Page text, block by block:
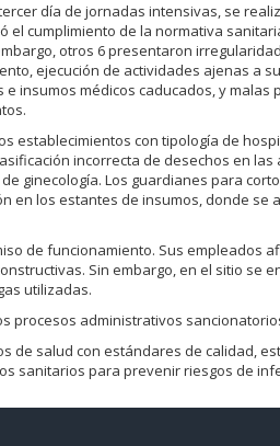
día de jornadas intensivas, se
el cumplimiento de la normativa
otros 6 presentaron
ejecución de actividades ajenas a
e insumos médicos caducados, y malas
establecimientos con tipología de
incorrecta de desechos en
ginecología. Los guardianes para
en los estantes de insumos, donde se
de funcionamiento. Sus empleados
Sin embargo, en el sitio se
utilizadas.
procesos administrativos
de salud con estándares de calidad,
sanitarios para prevenir riesgos de